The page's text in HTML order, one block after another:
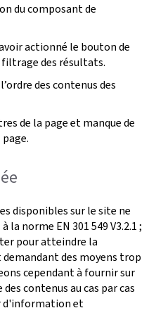
du composant de
actionné le bouton de
des résultats.
des contenus des
de la page et manque de
disponibles sur le site ne
norme EN 301 549 V3.2.1 ;
pour atteindre la
des moyens trop
cependant à fournir sur
contenus au cas par cas
d'information et